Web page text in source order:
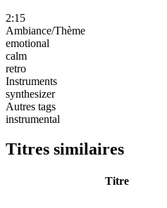
2:15
Ambiance/Thème
emotional
calm
retro
Instruments
synthesizer
Autres tags
instrumental
Titres similaires
Titre